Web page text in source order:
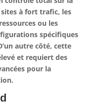
à fort trafic, les
ou les
spécifiques
autre côté, cette
et requiert des
pour la